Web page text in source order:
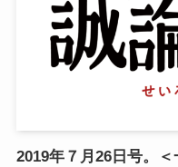
2019年７月26日号。